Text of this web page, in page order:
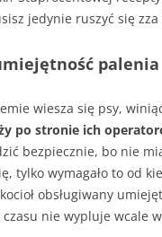
jedynie ruszyć się
palenia
wiesza się psy,
po stronie ich
bezpiecznie, bo nie
tylko wymagało to od
obsługiwany
nie wypluje wcale